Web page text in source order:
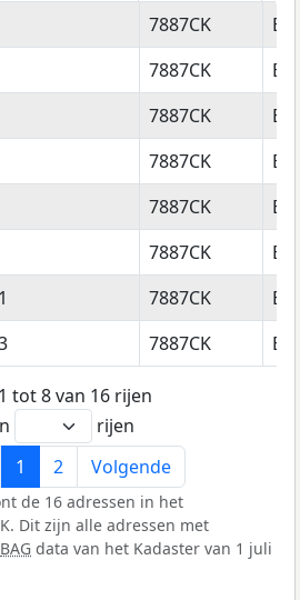
Postcode
7887CK
7887CK
7887CK
7887CK
7887CK
7887CK
7887CK
7887CK
tot 8 van 16 rijen
rijen
1 2 Volgende
de 16 adressen in het
Dit zijn alle adressen met
BAG data van het Kadaster van 1 juli